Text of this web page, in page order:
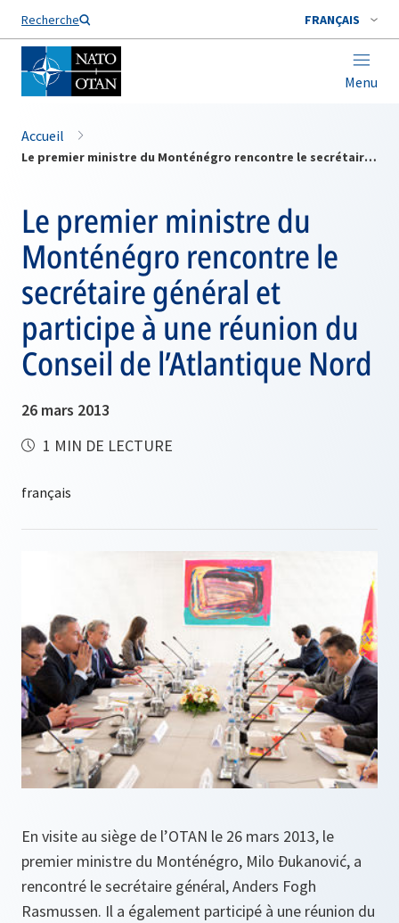
Recherche FRANÇAIS
Menu
Nom de famille*
Accueil
Le premier ministre du Monténégro rencontre le secrétaire général et participe à une réunion du Conseil de l’Atlantique Nord
Le premier ministre du
Monténégro rencontre le
secrétaire général et
participe à une réunion du
Conseil de l’Atlantique Nord
26 mars 2013
1 MIN DE LECTURE
En visite au siège de l’OTAN le 26 mars 2013, le
premier ministre du Monténégro, Milo Đukanović, a
rencontré le secrétaire général, Anders Fogh
Rasmussen. Il a également participé à une réunion du